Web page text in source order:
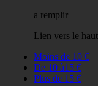
a remplir
Lien vers le haut
Moins de 10 €
De 10 à15 €
Plus de 15 €